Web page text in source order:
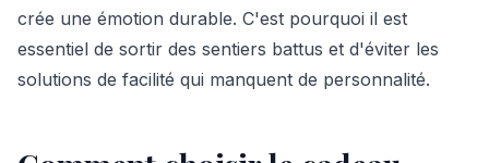
crée une émotion durable. C'est pourquoi il est
essentiel de sortir des sentiers battus et d'éviter les
solutions de facilité qui manquent de personnalité.